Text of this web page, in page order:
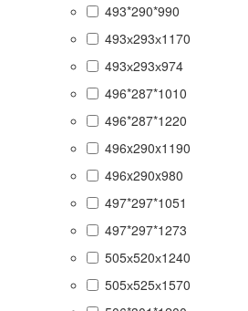
493*290*990
493х293х1170
493х293х974
496*287*1010
496*287*1220
496x290x1190
496x290x980
497*297*1051
497*297*1273
505х520х1240
505х525х1570